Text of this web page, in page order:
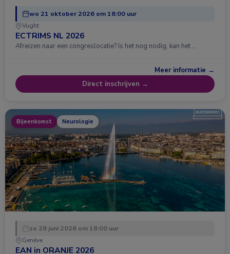
wo 21 oktober 2026 om 18:00 uur
Vught
ECTRIMS NL 2026
Afreizen naar een congreslocatie? Is het nog nodig, kan het …
Meer informatie →
Direct inschrijven →
Bijeenkomst Neurologie
zo 28 juni 2026 om 18:00 uur
Genève
EAN in ORANJE 2026